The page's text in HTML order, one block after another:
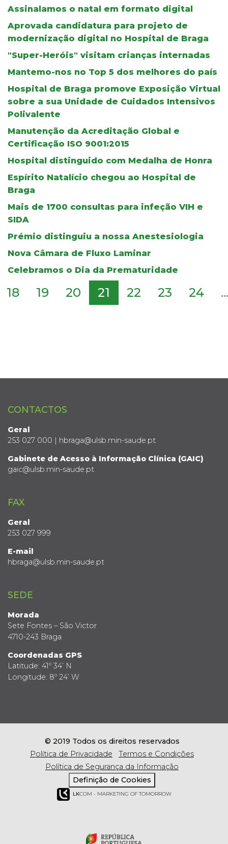
Assinalamos o natal em formato digital
Aprovada candidatura para projeto de
modernização digital no Hospital de Braga
"Super-Heróis" visitam crianças internadas
Mantemo-nos no Top 5 dos melhores do país
Hospital de Braga promove Exposição Virtual
sobre a sua Unidade de Cuidados Intensivos
Polivalente
Manutenção da Acreditação Global e
Certificação ISO 9001:2015
Hospital distinguido com Medalha de Honra
Espírito Natalício chegou ao Hospital de
Braga
Mais de 1700 consultas para infeção VIH e
SIDA
Prémio distinguiu a nossa Anestesiologia
Nova Câmara de Fluxo Laminar
Celebramos o Dia da Prematuridade
18 19 20 21 22 23 24 ...
CONTACTOS
Geral
253 027 000 | hbraga@ulsb.min-saude.pt
Gabinete de Acesso à Informação Clínica (GAIC)
gaic@ulsb.min-saude.pt
FAX
Geral
253 027 999
E-mail
hbraga@ulsb.min-saude.pt
SEDE
Morada
Sete Fontes – São Victor
4710-243 Braga
Coordenadas GPS
Latitude: 41º 34’ N
Longitude: 8º 24’ W
© 2019 Todos os direitos reservados
Política de Privacidade
Termos e Condições
Política de Segurança da Informação
Definição de Cookies
LKCOM - MARKETING OF TOMORROW